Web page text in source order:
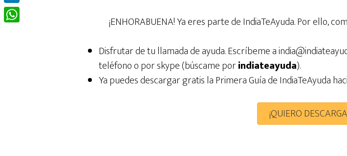
¡ENHORABUENA! Ya eres parte de IndiaTeAyuda. Por ello,
Disfrutar de tu llamada de ayuda. Escríbeme a
teléfono o por skype (búscame porindiateayuda).
Ya puedes descargar gratis la Primera Guía de IndiaTeAyuda
¡QUIERO
LinkedIn